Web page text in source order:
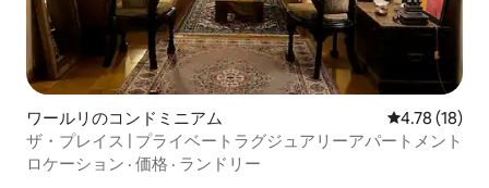
ワールリのコンドミニアム レビュー18
4.78 (18)
ザ・プレイス | プライベートラグジュアリーアパートメント
ロケーション · 価格 · ランドリー